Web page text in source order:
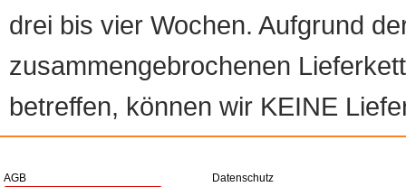
drei bis vier Wochen. Aufgrund
zusammengebrochenen
betreffen, können wir KEINE
AGB
Datenschutz